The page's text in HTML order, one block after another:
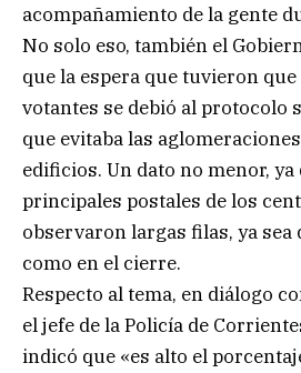
acompañamiento de la gente
No solo eso, también el
que la espera que tuvieron
votantes se debió al protocolo
que evitaba las
edificios. Un dato no menor, ya
principales postales de los
observaron largas filas, ya
como en el cierre.
Respecto al tema, en diálogo
el jefe de la Policía de
indicó que «es alto el